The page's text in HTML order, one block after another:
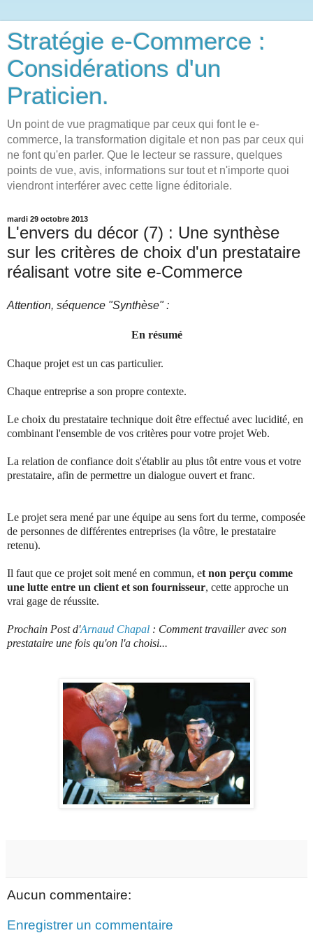
Stratégie e-Commerce :
Considérations d'un
Praticien.
Un point de vue pragmatique par ceux qui font le e-
commerce, la transformation digitale et non pas par ceux qui
ne font qu'en parler. Que le lecteur se rassure, quelques
points de vue, avis, informations sur tout et n'importe quoi
viendront interférer avec cette ligne éditoriale.
mardi 29 octobre 2013
L'envers du décor (7) : Une synthèse
sur les critères de choix d'un prestataire
réalisant votre site e-Commerce
Attention, séquence "Synthèse" :
En résumé
Chaque projet est un cas particulier.
Chaque entreprise a son propre contexte.
Le choix du prestataire technique doit être effectué avec lucidité, en
combinant l'ensemble de vos critères pour votre projet Web.
La relation de confiance doit s'établir au plus tôt entre vous et votre
prestataire, afin de permettre un dialogue ouvert et franc.
Le projet sera mené par une équipe au sens fort du terme, composée
de personnes de différentes entreprises (la vôtre, le prestataire
retenu).
Il faut que ce projet soit mené en commun, et non perçu comme
une lutte entre un client et son fournisseur, cette approche un
vrai gage de réussite.
Prochain Post d'Arnaud Chapal : Comment travailler avec son
prestataire une fois qu'on l'a choisi...
Aucun commentaire:
Enregistrer un commentaire